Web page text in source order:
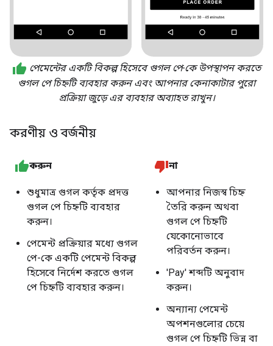
পেমেন্টের একটি বিকল্প হিসেবে গুগল পে-কে উপস্থাপন করতে
গুগল পে চিহ্নটি ব্যবহার করুন এবং আপনার কেনাকাটার পুরো
প্রক্রিয়া জুড়ে এর ব্যবহার অব্যাহত রাখুন।
করণীয় ও বর্জনীয়
করুন না
শুধুমাত্র গুগল কর্তৃক প্রদত্ত
গুগল পে চিহ্নটি ব্যবহার
করুন।
পেমেন্ট প্রক্রিয়ার মধ্যে গুগল
পে-কে একটি পেমেন্ট বিকল্প
হিসেবে নির্দেশ করতে গুগল
পে চিহ্নটি ব্যবহার করুন।
আপনার নিজস্ব চিহ্ন
তৈরি করুন অথবা
গুগল পে চিহ্নটি
যেকোনোভাবে
পরিবর্তন করুন।
'Pay' শব্দটি অনুবাদ
করুন।
অন্যান্য পেমেন্ট
অপশনগুলোর চেয়ে
গুগল পে চিহ্নটি ভিন্ন বা